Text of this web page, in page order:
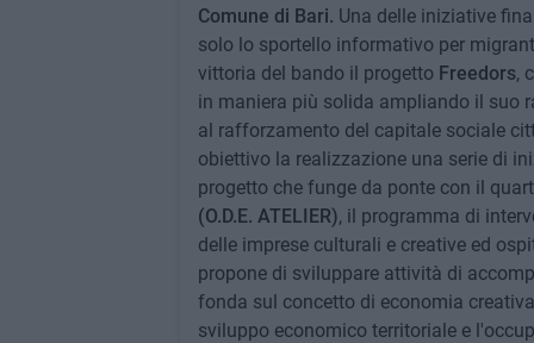
Comune di Bari. Una delle iniziative
solo lo sportello informativo per
vittoria del bando il progetto Freedors,
in maniera più solida ampliando il suo
al rafforzamento del capitale sociale
obiettivo la realizzazione una serie di
progetto che funge da ponte con il
(O.D.E. ATELIER), il programma di
delle imprese culturali e creative ed
propone di sviluppare attività di
fonda sul concetto di economia
sviluppo economico territoriale e